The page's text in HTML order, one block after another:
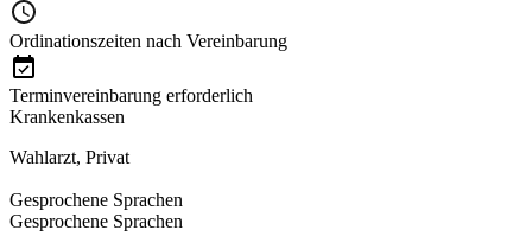
Ordinationszeiten nach Vereinbarung
Terminvereinbarung erforderlich
Krankenkassen
Wahlarzt, Privat
Gesprochene Sprachen
Gesprochene Sprachen